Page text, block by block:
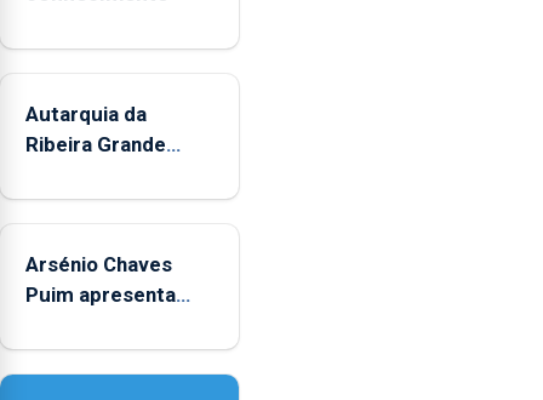
municípios.
Autarquia da
Ribeira Grande
"Museus no Verão"
Arsénio Chaves
Puim apresenta
de Vila do Porto